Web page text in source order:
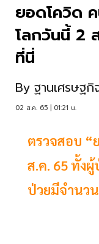
ยอดโควิด
โลกวันนี้ 2
ที่นี่
By ฐานเศรษฐ
02 ส.ค. 65 | 01:21 น.
ตรวจสอบ “
ส.ค. 65 ทั้ง
ป่วยมีจำนว